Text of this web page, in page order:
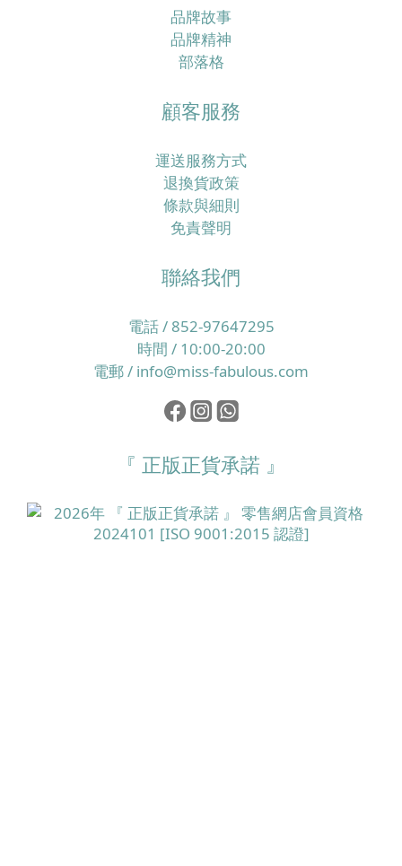
品牌故事
品牌精神
部落格
顧客服務
運送服務方式
退換貨政策
條款與細則
免責聲明
聯絡我們
電話 / 852-97647295
時間 / 10:00-20:00
電郵 / info@miss-fabulous.com
『 正版正貨承諾 』